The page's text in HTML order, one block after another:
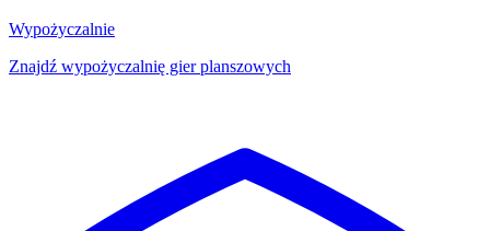
Wypożyczalnie
Znajdź wypożyczalnię gier planszowych